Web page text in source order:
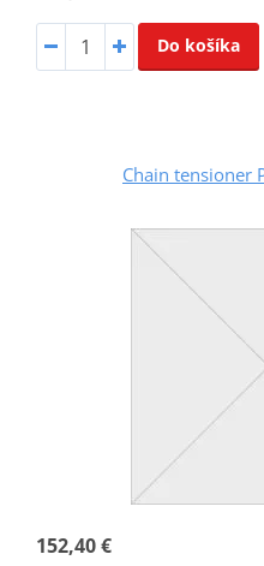
Do košíka
Chain tensioner
152,40 €